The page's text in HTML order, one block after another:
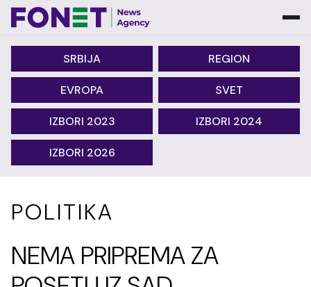
SRBIJA REGION
EVROPA SVET
IZBORI 2023 IZBORI 2024
IZBORI 2026
POLITIKA
NEMA PRIPREMA ZA